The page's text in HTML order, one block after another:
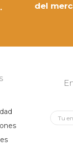
del